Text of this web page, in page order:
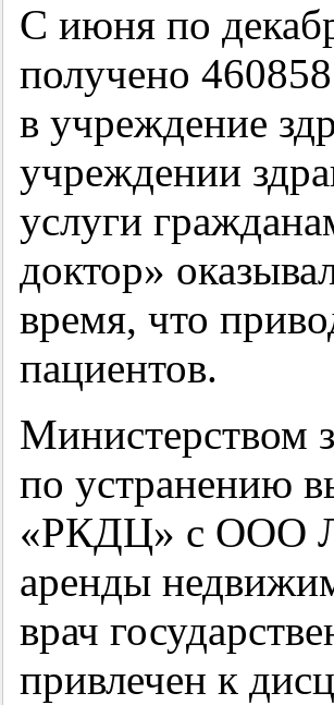
С июня по
получено
в учреждение
учреждении
услуги
доктор»
время, что
пациентов.
Министерством
по устранению
«РКДЦ» с ООО
аренды
врач
привлечен к